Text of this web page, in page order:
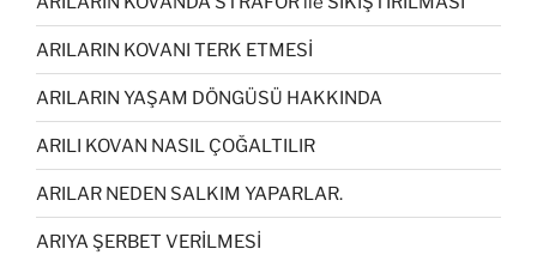
ARILARIN KOVANI TERK ETMESİ
ARILARIN YAŞAM DÖNGÜSÜ HAKKINDA
ARILI KOVAN NASIL ÇOĞALTILIR
ARILAR NEDEN SALKIM YAPARLAR.
ARIYA ŞERBET VERİLMESİ